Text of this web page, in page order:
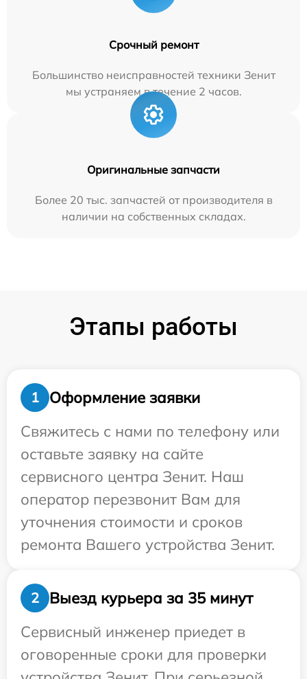
Срочный ремонт
Большинство неисправностей техники Зенит
мы устраняем в течение 2 часов.
Оригинальные запчасти
Более 20 тыс. запчастей от производителя в
наличии на собственных складах.
Этапы работы
1
Оформление заявки
Свяжитесь с нами по телефону или
оставьте заявку на сайте
сервисного центра Зенит. Наш
оператор перезвонит Вам для
уточнения стоимости и сроков
ремонта Вашего устройства Зенит.
2
Выезд курьера за 35 минут
Сервисный инженер приедет в
оговоренные сроки для проверки